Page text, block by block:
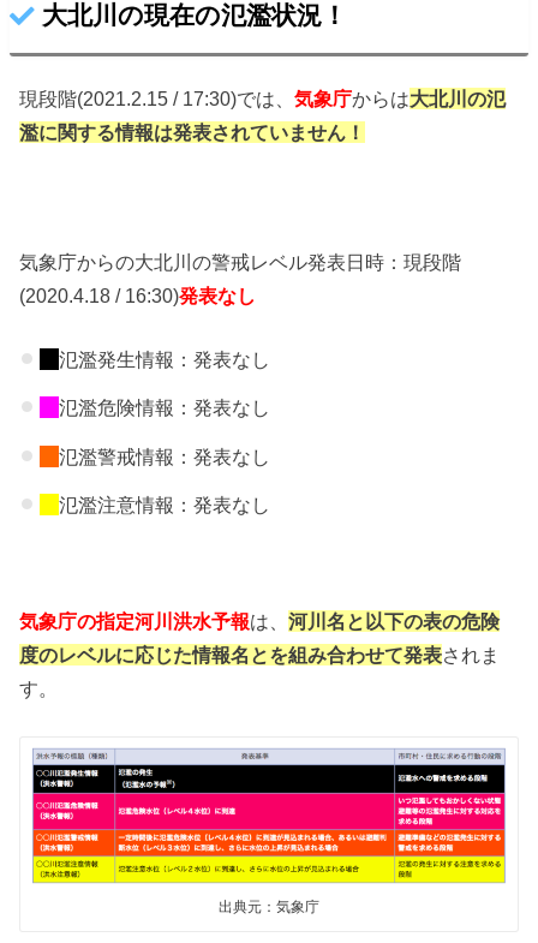
大北川の現在の氾濫状況！
現段階(2021.2.15 / 17:30)では、気象庁からは大北川の氾
濫に関する情報は発表されていません！
気象庁からの大北川の警戒レベル発表日時：現段階
(2020.4.18 / 16:30)発表なし
氾濫発生情報：発表なし
氾濫危険情報：発表なし
氾濫警戒情報：発表なし
氾濫注意情報：発表なし
気象庁の指定河川洪水予報は、河川名と以下の表の危険
度のレベルに応じた情報名とを組み合わせて発表されま
す。
出典元：気象庁